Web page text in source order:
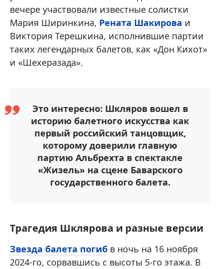
вечере участвовали известные солистки
Мария Ширинкина, Рената Шакирова и
Виктория Терешкина, исполнившие партии
таких легендарных балетов, как «Дон Кихот»
и «Шехеразада».
Это интересно: Шкляров вошел в
историю балетного искусства как
первый российский танцовщик,
которому доверили главную
партию Альбрехта в спектакле
«Жизель» на сцене Баварского
государственного балета.
Трагедия Шклярова и разные версии
Звезда балета погиб в ночь на 16 ноября
2024-го, сорвавшись с высоты 5-го этажа. В